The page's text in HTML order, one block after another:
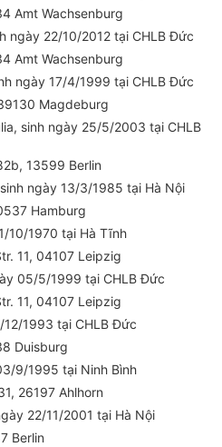
Amt Wachsenburg
ngày 22/10/2012 tại CHLB Đức
Amt Wachsenburg
ngày 17/4/1999 tại CHLB Đức
Magdeburg
sinh ngày 25/5/2003 tại CHLB
13599 Berlin
ngày 13/3/1985 tại Hà Nội
Hamburg
10/1970 tại Hà Tĩnh
11, 04107 Leipzig
05/5/1999 tại CHLB Đức
11, 04107 Leipzig
1993 tại CHLB Đức
Duisburg
9/1995 tại Ninh Bình
26197 Ahlhorn
22/11/2001 tại Hà Nội
Berlin